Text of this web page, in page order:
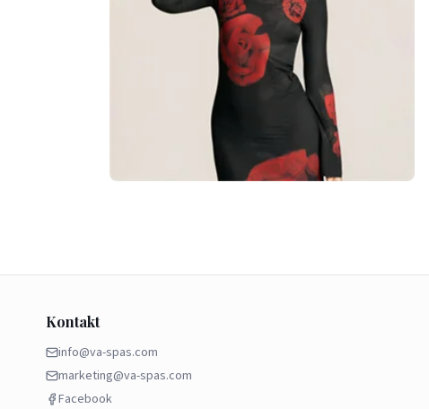
Kontakt
info@va-spas.com
marketing@va-spas.com
Facebook